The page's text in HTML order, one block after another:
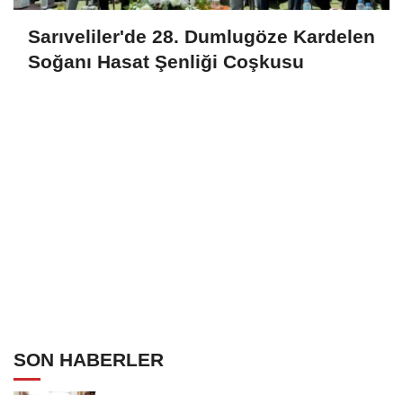
Sarıveliler'de 28. Dumlugöze Kardelen
Soğanı Hasat Şenliği Coşkusu
SON HABERLER